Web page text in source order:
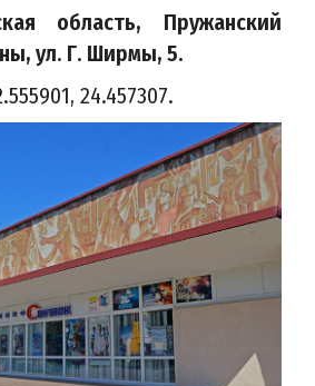
область, Пружанский
ул. Г. Ширмы, 5.
24.457307.